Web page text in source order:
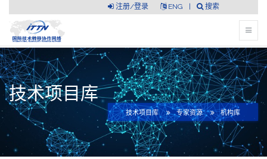
搜索
ENG
注册/登录
技术项目库
技术项目库 专家资源 机构库